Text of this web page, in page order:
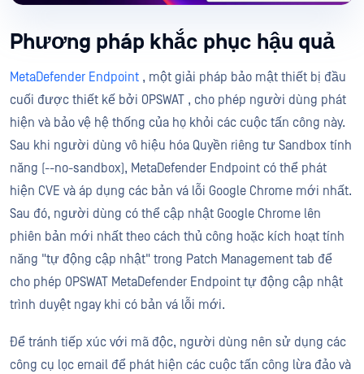
Phương pháp khắc phục hậu quả
MetaDefender Endpoint , một giải pháp bảo mật thiết bị đầu
cuối được thiết kế bởi OPSWAT , cho phép người dùng phát
hiện và bảo vệ hệ thống của họ khỏi các cuộc tấn công này.
Sau khi người dùng vô hiệu hóa Quyền riêng tư Sandbox tính
năng (--no-sandbox), MetaDefender Endpoint có thể phát
hiện CVE và áp dụng các bản vá lỗi Google Chrome mới nhất.
Sau đó, người dùng có thể cập nhật Google Chrome lên
phiên bản mới nhất theo cách thủ công hoặc kích hoạt tính
năng "tự động cập nhật" trong Patch Management tab để
cho phép OPSWAT MetaDefender Endpoint tự động cập nhật
trình duyệt ngay khi có bản vá lỗi mới.
Để tránh tiếp xúc với mã độc, người dùng nên sử dụng các
công cụ lọc email để phát hiện các cuộc tấn công lừa đảo và